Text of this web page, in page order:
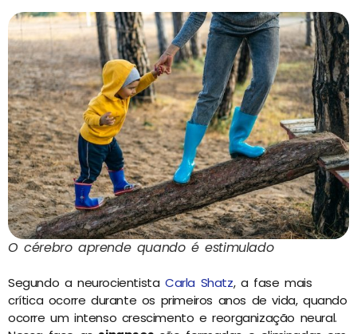
O cérebro aprende quando é estimulado
Segundo a neurocientistaCarla Shatz, a fase mais
crítica ocorre durante os primeiros anos de vida, quando
ocorre um intenso crescimento e reorganização neural.